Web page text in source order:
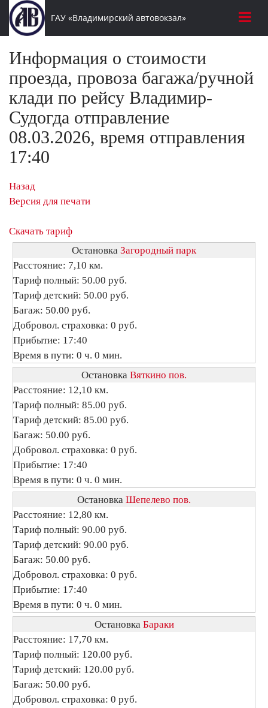
ГАУ «Владимирский автовокзал»
Информация о стоимости
проезда, провоза багажа/ручной
клади по рейсу Владимир-
Судогда отправление
08.03.2026, время отправления
17:40
Назад
Версия для печати
Скачать тариф
Остановка Загородный парк
Расстояние: 7,10 км.
Тариф полный: 50.00 руб.
Тариф детский: 50.00 руб.
Багаж: 50.00 руб.
Добровол. страховка: 0 руб.
Прибытие: 17:40
Время в пути: 0 ч. 0 мин.
Остановка Вяткино пов.
Расстояние: 12,10 км.
Тариф полный: 85.00 руб.
Тариф детский: 85.00 руб.
Багаж: 50.00 руб.
Добровол. страховка: 0 руб.
Прибытие: 17:40
Время в пути: 0 ч. 0 мин.
Остановка Шепелево пов.
Расстояние: 12,80 км.
Тариф полный: 90.00 руб.
Тариф детский: 90.00 руб.
Багаж: 50.00 руб.
Добровол. страховка: 0 руб.
Прибытие: 17:40
Время в пути: 0 ч. 0 мин.
Остановка Бараки
Расстояние: 17,70 км.
Тариф полный: 120.00 руб.
Тариф детский: 120.00 руб.
Багаж: 50.00 руб.
Добровол. страховка: 0 руб.